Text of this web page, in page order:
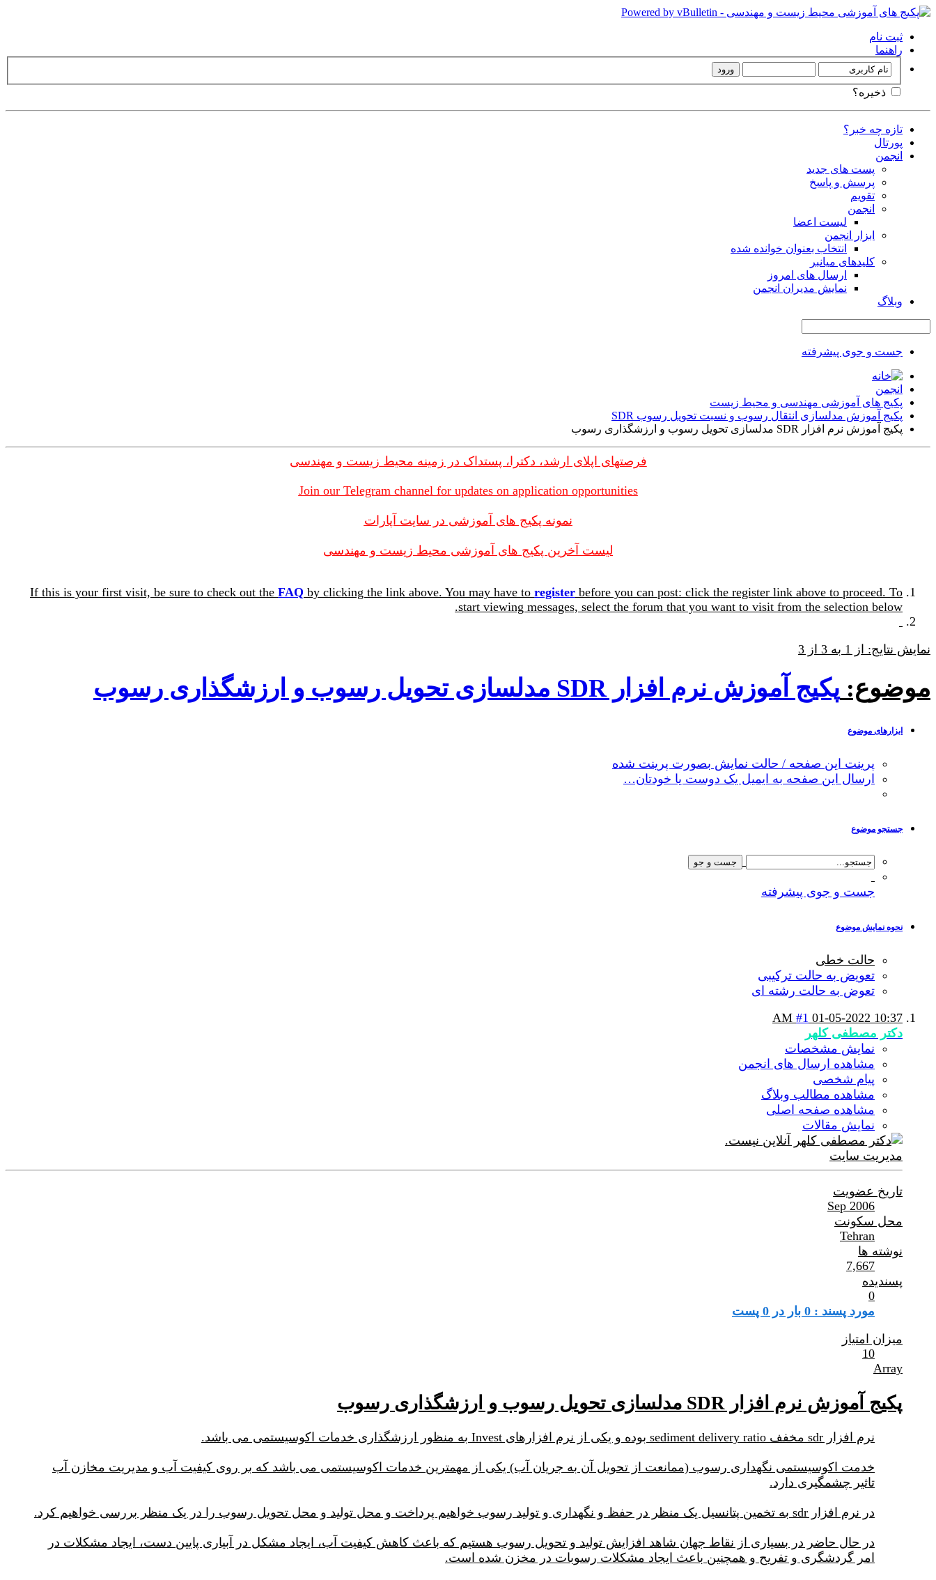
ثبت نام
راهنما
ذخیره؟
تازه چه خبر؟
پورتال
انجمن
پست های جدید
پرسش و پاسخ
تقویم
انجمن
لیست اعضا
ابزار انجمن
انتخاب بعنوان خوانده شده
کلیدهای میانبر
ارسال های امروز
نمایش مدیران انجمن
وبلاگ
جست و جوی پیشرفته
انجمن
پکیج های آموزشی مهندسی و محیط زیست
پکیج آموزش مدلسازی انتقال رسوب و نسبت تحویل رسوب SDR
پکیج آموزش نرم افزار SDR مدلسازی تحویل رسوب و ارزشگذاری رسوب
فرصتهای اپلای ارشد، دکترا، پستداک در زمینه محیط زیست و مهندسی
Join our Telegram channel for updates on application opportunities
نمونه پکیج های آموزشی در سایت آپارات
لیست آخرین پکیج های آموزشی محیط زیست و مهندسی
If this is your first visit, be sure to check out the FAQ by clicking the link above. You may have to register before you can post: click the register link above to proceed. To
start viewing messages, select the forum that you want to visit from the selection below.
نمایش نتایج: از 1 به 3 از 3
موضوع: پکیج آموزش نرم افزار SDR مدلسازی تحویل رسوب و ارزشگذاری رسوب
ابزارهای موضوع
پرینت این صفحه / حالت نمایش بصورت پرینت شده
ارسال این صفحه به ایمیل یک دوست یا خودتان…
جستجو موضوع
جست و جوی پیشرفته
نحوه نمایش موضوع
حالت خطی
تعویض به حالت ترکیبی
تعوض به حالت رشته ای
01-05-2022 10:37 AM
#1
دکتر مصطفی کلهر
نمایش مشخصات
مشاهده ارسال های انجمن
پیام شخصی
مشاهده مطالب وبلاگ
مشاهده صفحه اصلی
نمایش مقالات
مدیریت سایت
تاریخ عضویت
Sep 2006
محل سکونت
Tehran
نوشته ها
7,667
پسندیده
0
مورد پسند : 0 بار در 0 پست
میزان امتیاز
10
Array
پکیج آموزش نرم افزار SDR مدلسازی تحویل رسوب و ارزشگذاری رسوب
نرم افزار sdr مخفف sediment delivery ratio بوده و یکی از نرم افزارهای Invest به منظور ارزشگذاری خدمات اکوسیستمی می باشد.
خدمت اکوسیستمی نگهداری رسوب (ممانعت از تحویل آن به جریان آب) یکی از مهمترین خدمات اکوسیستمی می باشد که بر روی کیفیت آب و مدیریت مخازن آب
تاثیر چشمگیری دارد.
در نرم افزار sdr به تخمین پتانسیل یک منظر در حفظ و نگهداری و تولید رسوب خواهیم پرداخت و محل تولید و محل تحویل رسوب را در یک منظر بررسی خواهیم کرد.
در حال حاضر در بسیاری از نقاط جهان شاهد افزایش تولید و تحویل رسوب هستیم که باعث کاهش کیفیت آب، ایجاد مشکل در آبیاری پایین دست، ایجاد مشکلات در
امر گردشگری و تفریح و همچنین باعث ایجاد مشکلات رسوبات در مخزن شده است.